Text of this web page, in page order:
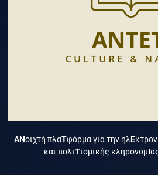
ΑΝοιχτή πλαΤφόρμα για την ηλΕ
και πολιΤισμικής κληρονομΙ